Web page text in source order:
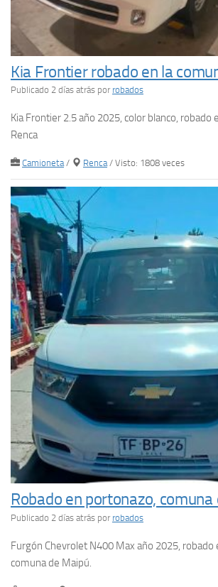
Kia Frontier robado en la
Publicado 2 días atrás por robados
Kia Frontier 2.5 año 2025, color blanco, robado
Renca
Camioneta/ Renca/ Visto: 1808 veces
Robado en portonazo, comuna
Publicado 2 días atrás por robados
Furgón Chevrolet N400 Max año 2025, robado
comuna de Maipú.